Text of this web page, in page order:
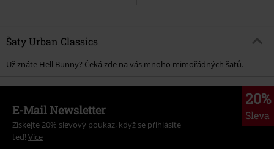
Šaty Urban Classics
Už znáte Hell Bunny? Čeká zde na vás mnoho mimořádných šatů.
20%
Sleva
E-Mail Newsletter
Získejte 20% slevový poukaz, když se přihlásíte
teď! Více